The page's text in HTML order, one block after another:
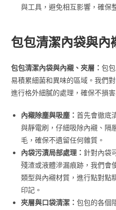
與工具，避免相互影響，確保
包包清潔內袋與內
包包清潔內袋與內襯、夾層：包
易積累細菌和異味的區域。我們對
進行格外細膩的處理，確保不損
內襯除塵與吸塵：首先會徹底
與靜電刷，仔細吸除內襯、隔
毛，確保不遺留任何雜質。
內袋污漬局部處理： 針對內袋
殘渣或液體滲漏痕跡，我們會
類型與內襯材質，進行點對點
印記。
夾層與口袋清潔：包包的各個